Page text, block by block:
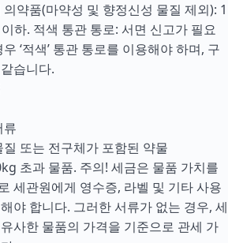
약품(마약성 및 향정신성 물질 제외): 1
하. 적색 통관 통로: 서면 신고가 필요
‘적색’ 통관 통로를 이용해야 하며, 구
습니다.
류
또는 전구체가 포함된 약물
초과 물품. 주의! 세금은 물품 가치를
세관원에게 영수증, 라벨 및 기타 사용
야 합니다. 그러한 서류가 없는 경우, 세
사한 물품의 가격을 기준으로 관세 가